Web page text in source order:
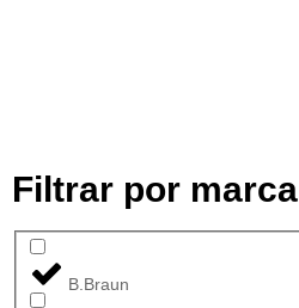
Filtrar por marca
B.Braun